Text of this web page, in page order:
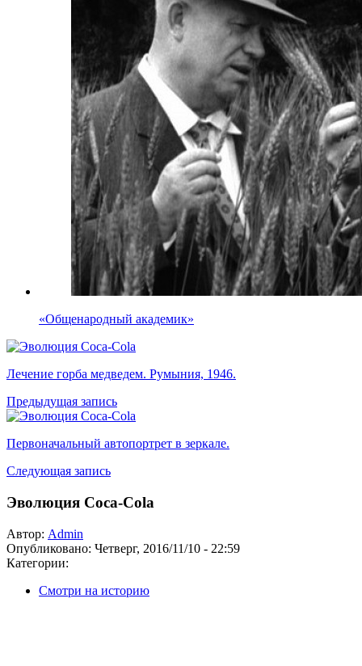
«Общенародный академик»
Лечение горба медведем. Румыния, 1946.
Предыдущая запись
Первоначальный автопортрет в зеркале.
Следующая запись
Эволюция Coca-Colа
Автор: Admin
Опубликовано: Четверг, 2016/11/10 - 22:59
Категории:
Смотри на историю